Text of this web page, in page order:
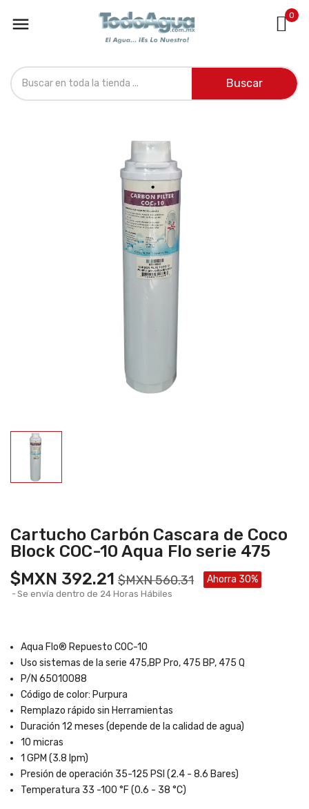
 0
Buscar
Cartucho Carbón Cascara de Coco
Block COC-10 Aqua Flo serie 475
$MXN 392.21 $MXN 560.31 Ahorra 30%
Se envía dentro de 24 Horas Hábiles
Aqua Flo® Repuesto COC-10
Uso sistemas de la serie 475,BP Pro, 475 BP, 475 Q
P/N 65010088
Código de color: Purpura
Remplazo rápido sin Herramientas
Duración 12 meses (depende de la calidad de agua)
10 micras
1 GPM (3.8 lpm)
Presión de operación 35-125 PSI (2.4 - 8.6 Bares)
Temperatura 33 -100 °F (0.6 - 38 °C)